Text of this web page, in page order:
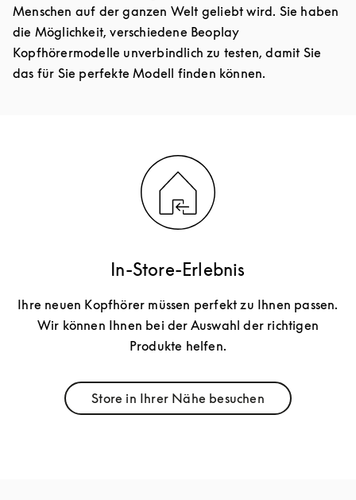
Menschen auf der ganzen Welt geliebt wird. Sie haben
die Möglichkeit, verschiedene Beoplay
Kopfhörermodelle unverbindlich zu testen, damit Sie
das für Sie perfekte Modell finden können.
In-Store-Erlebnis
Ihre neuen Kopfhörer müssen perfekt zu Ihnen passen.
Wir können Ihnen bei der Auswahl der richtigen
Produkte helfen.
Store in Ihrer Nähe besuchen
Link Opens in New Tab